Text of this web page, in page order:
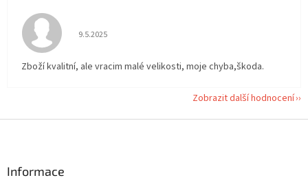
Hodnocení obchodu je 5 z 5 hvězdiček.
9.5.2025
Zboží kvalitní, ale vracim malé velikosti, moje chyba,škoda.
Zobrazit další hodnocení
Informace